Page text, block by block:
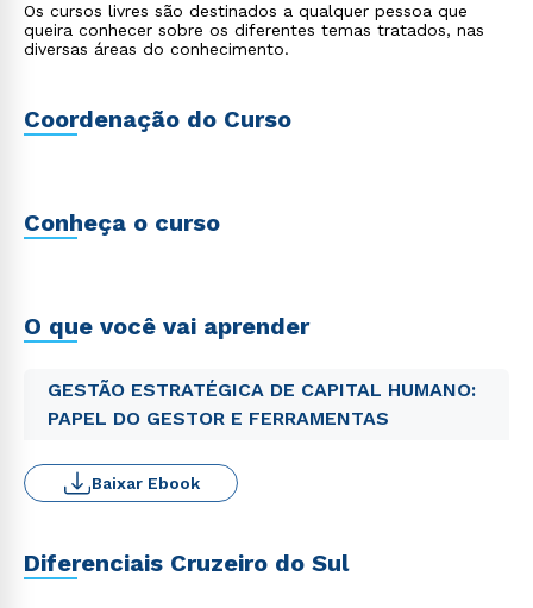
Os cursos livres são destinados a qualquer pessoa que
queira conhecer sobre os diferentes temas tratados, nas
diversas áreas do conhecimento.
Coordenação do Curso
Conheça o curso
O que você vai aprender
GESTÃO ESTRATÉGICA DE CAPITAL HUMANO:
PAPEL DO GESTOR E FERRAMENTAS
Baixar Ebook
Diferenciais Cruzeiro do Sul